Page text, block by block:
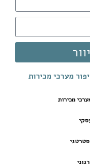
מערכי מכירות
מכירות